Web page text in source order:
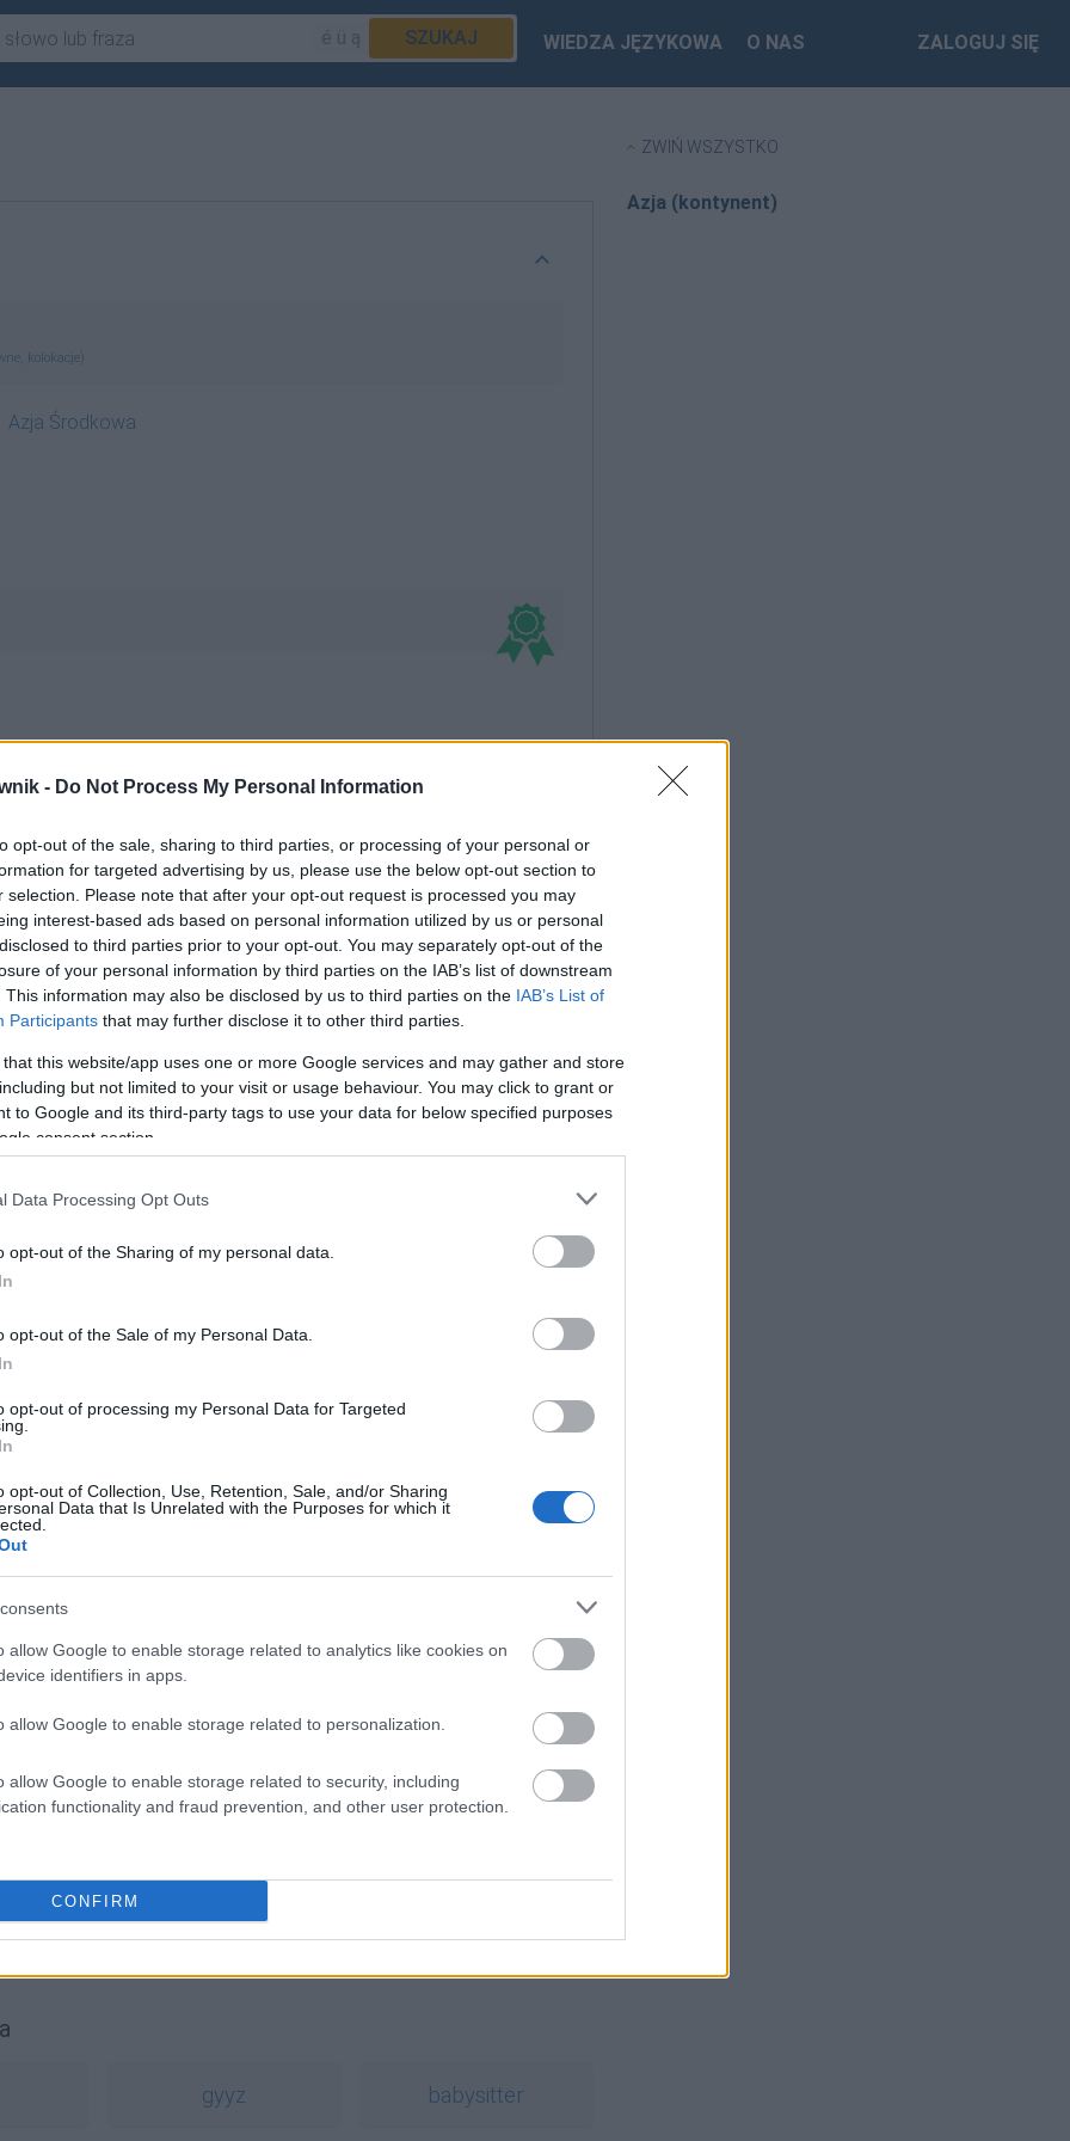
- Do Not Process My Personal Information
opt-out of the sale, sharing to third parties, or processing of your personal or
for targeted advertising by us, please use the below opt-out section to
selection. Please note that after your opt-out request is processed you may
interest-based ads based on personal information utilized by us or personal
to third parties prior to your opt-out. You may separately opt-out of the
of your personal information by third parties on the IAB’s list of downstream
This information may also be disclosed by us to third parties on the IAB’s List of
Participants that may further disclose it to other third parties.
that this website/app uses one or more Google services and may gather and store
but not limited to your visit or usage behaviour. You may click to grant or
to Google and its third-party tags to use your data for below specified purposes
consent section.
Data Processing Opt Outs
opt-out of the Sharing of my personal data.
opt-out of the Sale of my Personal Data.
opt-out of processing my Personal Data for Targeted
opt-out of Collection, Use, Retention, Sale, and/or Sharing
Data that Is Unrelated with the Purposes for which it
allow Google to enable storage related to analytics like cookies on
identifiers in apps.
allow Google to enable storage related to personalization.
allow Google to enable storage related to security, including
functionality and fraud prevention, and other user protection.
CONFIRM
SZUKAJ WIEDZA JĘZYKOWA O NAS ZALOGUJ SIĘ
kolokacje
Azja Środkowa
Brakuje czegoś w haśle?
abonenci Dobrego słownika.
gyyz babysitter
ZWIŃ WSZYSTKO
Azja (kontynent)